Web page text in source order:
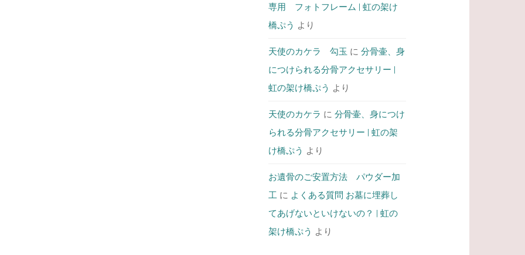
専用 フォトフレーム | 虹の架け
橋ぷう より
天使のカケラ 勾玉 に分骨壷、身
につけられる分骨アクセサリー |
虹の架け橋ぷう より
天使のカケラ に分骨壷、身につけ
られる分骨アクセサリー | 虹の架
け橋ぷう より
お遺骨のご安置方法 パウダー加
工 に よくある質問 お墓に埋葬し
てあげないといけないの？ | 虹の
架け橋ぷう より